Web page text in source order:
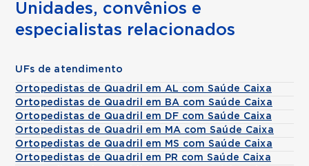
Unidades, convênios e
especialistas relacionados
UFs de atendimento
Ortopedistas de Quadril em AL com Saúde Caixa
Ortopedistas de Quadril em BA com Saúde Caixa
Ortopedistas de Quadril em DF com Saúde Caixa
Ortopedistas de Quadril em MA com Saúde Caixa
Ortopedistas de Quadril em MS com Saúde Caixa
Ortopedistas de Quadril em PR com Saúde Caixa